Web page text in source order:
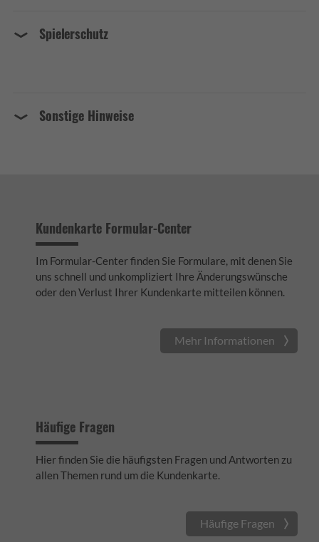
Spielerschutz
Sonstige Hinweise
Kundenkarte Formular-Center
Im Formular-Center finden Sie Formulare, mit denen Sie
uns schnell und unkompliziert Ihre Änderungswünsche
oder den Verlust Ihrer Kundenkarte mitteilen können.
Mehr Informationen
Häufige Fragen
Hier finden Sie die häufigsten Fragen und Antworten zu
allen Themen rund um die Kundenkarte.
Häufige Fragen